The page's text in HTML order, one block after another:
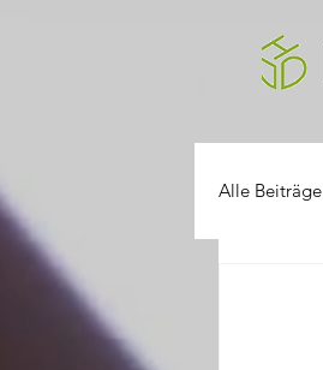
Alle Beiträge